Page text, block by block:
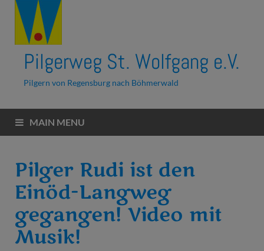
Pilgerweg St. Wolfgang e.V.
Pilgern von Regensburg nach Böhmerwald
MAIN MENU
Pilger Rudi ist den
Einöd-Langweg
gegangen! Video mit
Musik!